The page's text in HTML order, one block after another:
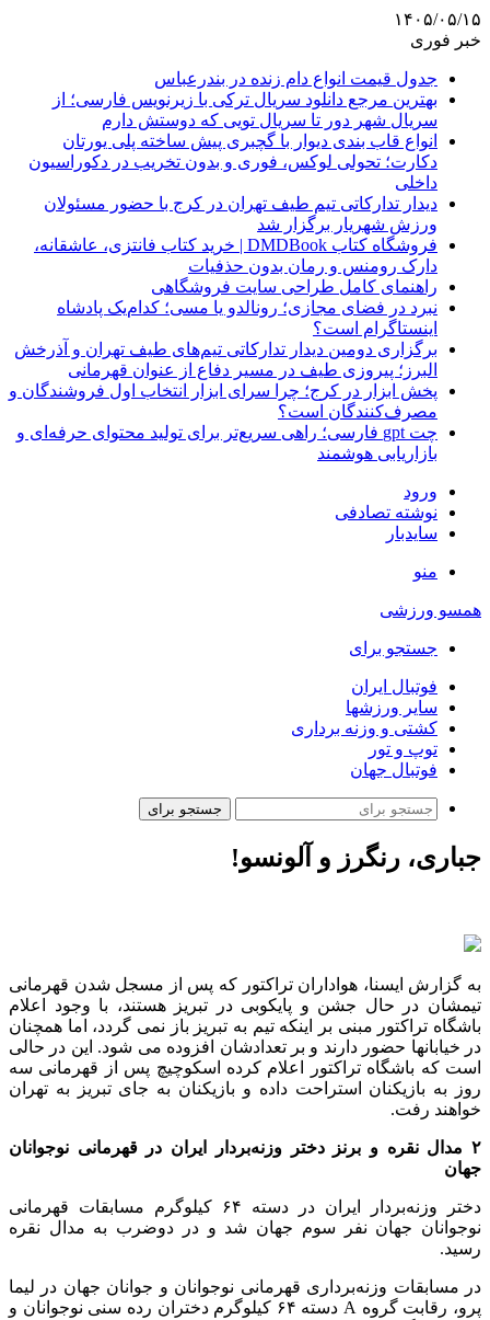
۱۴۰۵/۰۵/۱۵
خبر فوری
جدول قیمت انواع دام زنده در بندرعباس
بهترین مرجع دانلود سریال ترکی با زیرنویس فارسی؛ از
سریال شهر دور تا سریال تویی که دوستش دارم
انواع قاب بندی دیوار با گچبری پیش ساخته پلی یورتان
دکارت؛ تحولی لوکس، فوری و بدون تخریب در دکوراسیون
داخلی
دیدار تدارکاتی تیم طیف تهران در کرج با حضور مسئولان
ورزش شهریار برگزار شد
فروشگاه کتاب DMDBook | خرید کتاب فانتزی، عاشقانه،
دارک رومنس و رمان بدون حذفیات
راهنمای کامل طراحی سایت فروشگاهی
نبرد در فضای مجازی؛ رونالدو یا مسی؛ کدام‌یک پادشاه
اینستاگرام است؟
برگزاری دومین دیدار تدارکاتی تیم‌های طیف تهران و آذرخش
البرز؛ پیروزی طیف در مسیر دفاع از عنوان قهرمانی
پخش ابزار در کرج؛ چرا سرای ابزار انتخاب اول فروشندگان و
مصرف‌کنندگان است؟
چت gpt فارسی؛ راهی سریع‌تر برای تولید محتوای حرفه‌ای و
بازاریابی هوشمند
ورود
نوشته تصادفی
سایدبار
منو
همسو ورزشی
جستجو برای
فوتبال ایران
سایر ورزشها
کشتی و وزنه برداری
توپ و تور
فوتبال جهان
جستجو برای
جباری،‌ رنگرز و آلونسو!
به گزارش ایسنا، هواداران تراکتور که پس از مسجل شدن قهرمانی
تیمشان در حال جشن و پایکوبی در تبریز هستند، با وجود اعلام
باشگاه تراکتور مبنی بر اینکه تیم به تبریز باز نمی گردد، اما همچنان
در خیابانها حضور دارند و بر تعدادشان افزوده می شود. این در حالی
است که باشگاه تراکتور اعلام کرده اسکوچیچ پس از قهرمانی سه
روز به بازیکنان استراحت داده و بازیکنان به جای تبریز به تهران
خواهند رفت.
۲ مدال نقره و برنز دختر وزنه‌بردار ایران در قهرمانی نوجوانان
جهان
دختر وزنه‌بردار ایران در دسته ۶۴ کیلوگرم مسابقات قهرمانی
نوجوانان جهان نفر سوم جهان شد و در دوضرب به مدال نقره
رسید.
در مسابقات وزنه‌برداری قهرمانی نوجوانان و جوانان جهان در لیما
پرو، رقابت گروه A دسته ۶۴ کیلوگرم دختران رده سنی نوجوانان و